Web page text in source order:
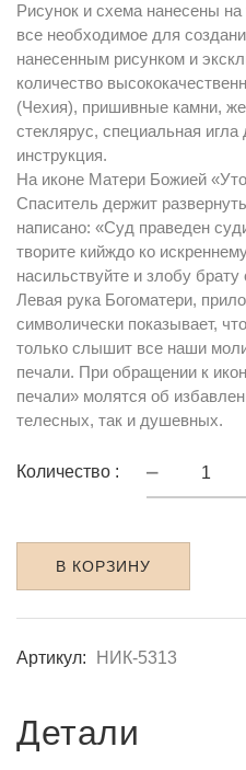
Рисунок и схема нанесены
все необходимое для
нанесенным рисунком и
количество
(Чехия), пришивные камни,
стеклярус, специальная
инструкция.
На иконе Матери Божией
Спаситель держит
написано: «Суд праведен
творите кийждо ко
насильствуйте и злобу
Левая рука Богоматери,
символически показывает,
только слышит все наши
печали. При обращении к
печали» молятся об
телесных, так и душевных.
Количество :
Количество
НИК-5313
моя
В КОРЗИНУ
Артикул: НИК-5313
Детали